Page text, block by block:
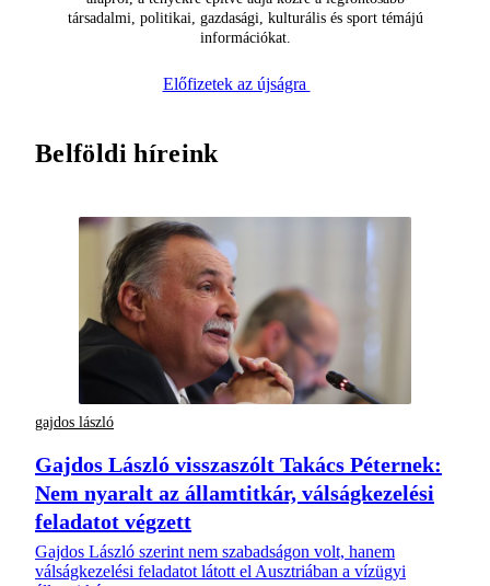
társadalmi, politikai, gazdasági, kulturális és sport témájú
információkat.
Előfizetek az újságra
Belföldi híreink
gajdos lászló
Gajdos László visszaszólt Takács Péternek:
Nem nyaralt az államtitkár, válságkezelési
feladatot végzett
Gajdos László szerint nem szabadságon volt, hanem
válságkezelési feladatot látott el Ausztriában a vízügyi